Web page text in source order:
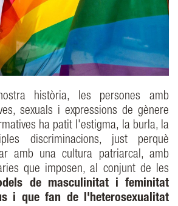
història, les persones amb
sexuals i expressions de gènere
ha patit l'estigma, la burla, la
discriminacions, just perquè
amb una cultura patriarcal, amb
que imposen, al conjunt de les
de masculinitat i feminitat
i que fan de l'heterosexualitat